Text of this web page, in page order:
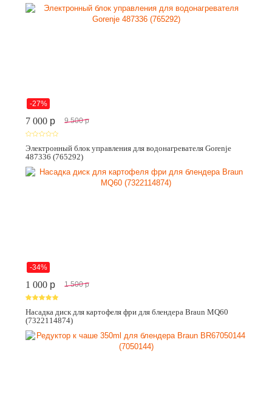
-27%
7 000 p 9 500 p
Электронный блок управления для водонагревателя Gorenje
487336 (765292)
-34%
1 000 p 1 500 p
Насадка диск для картофеля фри для блендера Braun MQ60
(7322114874)